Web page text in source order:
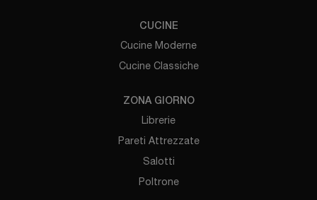
CUCINE
Cucine Moderne
Cucine Classiche
ZONA GIORNO
Librerie
Pareti Attrezzate
Salotti
Poltrone